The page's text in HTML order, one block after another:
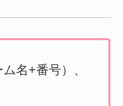
名+番号）、